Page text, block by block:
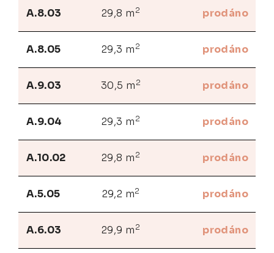
A.8.03 29,8 m 2 prodáno
A.8.05 29,3 m 2 prodáno
A.9.03 30,5 m 2 prodáno
A.9.04 29,3 m 2 prodáno
A.10.02 29,8 m 2 prodáno
A.5.05 29,2 m2 prodáno
A.6.03 29,9 m 2 prodáno